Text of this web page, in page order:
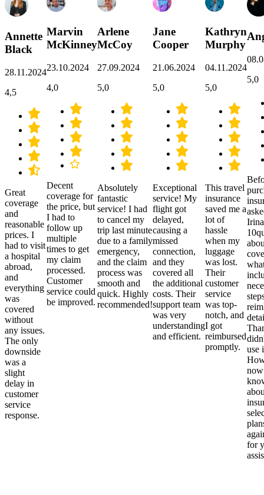
Annette
Black
28.11.2024
4,5
Great
coverage
and
reasonable
prices. I
had to visit
a hospital
abroad,
and
everything
was
covered
without
any issues.
The only
downside
was a
slight
delay in
customer
service
response.
Marvin
McKinney
23.10.2024
4,0
Decent
coverage for
the price, but
I had to
follow up
multiple
times to get
my claim
processed.
Customer
service could
be improved.
Arlene
McCoy
27.09.2024
5,0
Absolutely
fantastic
service! I had
to cancel my
trip last minute
due to a family
emergency,
and the claim
process was
smooth and
quick. Highly
recommended!
Jane
Cooper
21.06.2024
5,0
Exceptional
service! My
flight got
delayed,
causing a
missed
connection,
and they
covered all
the additional
costs. Their
support team
was very
understanding
and efficient.
Kathryn
Murphy
04.11.2024
5,0
This travel
insurance
saved me a
lot of
hassle
when my
luggage
was lost.
Their
customer
service
was top-
notch, and
I got
reimbursed
promptly.
5,0
use
for